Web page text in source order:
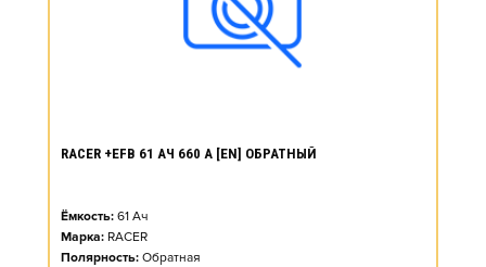
RACER +EFB 61 АЧ 660 А [EN] ОБРАТНЫЙ
Ёмкость: 61 Ач
Марка: RACER
Полярность: Обратная